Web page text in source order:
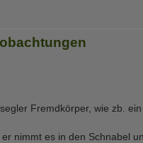
Fremdkörper, wie zb. ein
nimmt es in den Schnabel